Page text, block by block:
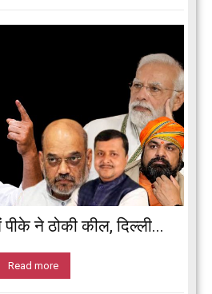
ने ठोकी कील, दिल्ली...
Read more